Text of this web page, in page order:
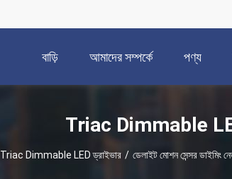
বাড়ি আমাদের সম্পর্কে পণ্য
Triac Dimmable
Triac Dimmable LED ড্রাইভার / ডেলাইট মোশন সেন্সর